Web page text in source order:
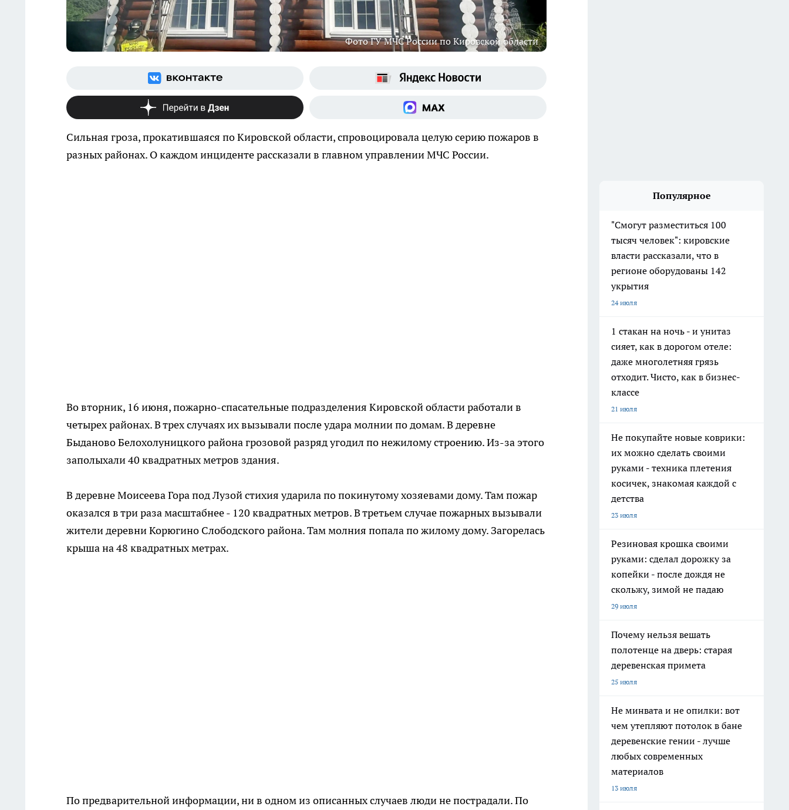
Фото ГУ МЧС России по Кировской области
Сильная гроза, прокатившаяся по Кировской области, спровоцировала целую серию пожаров в
разных районах. О каждом инциденте рассказали в главном управлении МЧС России.
Во вторник, 16 июня, пожарно-спасательные подразделения Кировской области работали в
четырех районах. В трех случаях их вызывали после удара молнии по домам. В деревне
Быданово Белохолуницкого района грозовой разряд угодил по нежилому строению. Из-за этого
заполыхали 40 квадратных метров здания.
В деревне Моисеева Гора под Лузой стихия ударила по покинутому хозяевами дому. Там пожар
оказался в три раза масштабнее - 120 квадратных метров. В третьем случае пожарных вызывали
жители деревни Корюгино Слободского района. Там молния попала по жилому дому. Загорелась
крыша на 48 квадратных метрах.
По предварительной информации, ни в одном из описанных случаев люди не пострадали. По
Популярное
"Смогут разместиться 100
тысяч человек": кировские
власти рассказали, что в
регионе оборудованы 142
укрытия
24 июля
1 стакан на ночь - и унитаз
сияет, как в дорогом отеле:
даже многолетняя грязь
отходит. Чисто, как в бизнес-
классе
21 июля
Не покупайте новые коврики:
их можно сделать своими
руками - техника плетения
косичек, знакомая каждой с
детства
23 июля
Резиновая крошка своими
руками: сделал дорожку за
копейки - после дождя не
скольжу, зимой не падаю
29 июля
Почему нельзя вешать
полотенце на дверь: старая
деревенская примета
25 июля
Не минвата и не опилки: вот
чем утепляют потолок в бане
деревенские гении - лучше
любых современных
материалов
13 июля